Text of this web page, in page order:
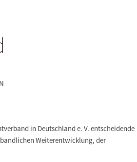
in Deutschland e. V. entscheidende
Weiterentwicklung, der